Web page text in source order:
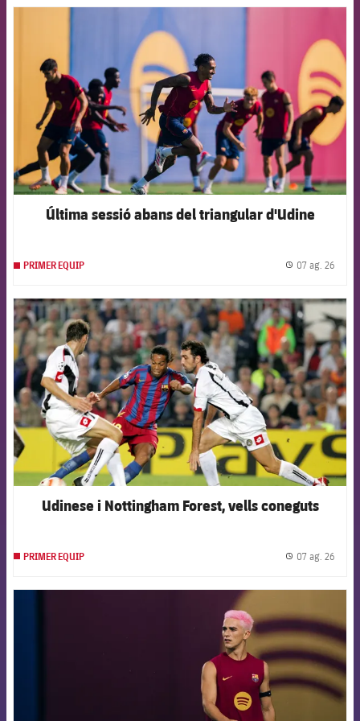
Última sessió abans del triangular d'Udine
PRIMER EQUIP 07 ag. 26
FCB Barcelona badge
Udinese i Nottingham Forest, vells coneguts
PRIMER EQUIP 07 ag. 26
FCB Barcelona badge